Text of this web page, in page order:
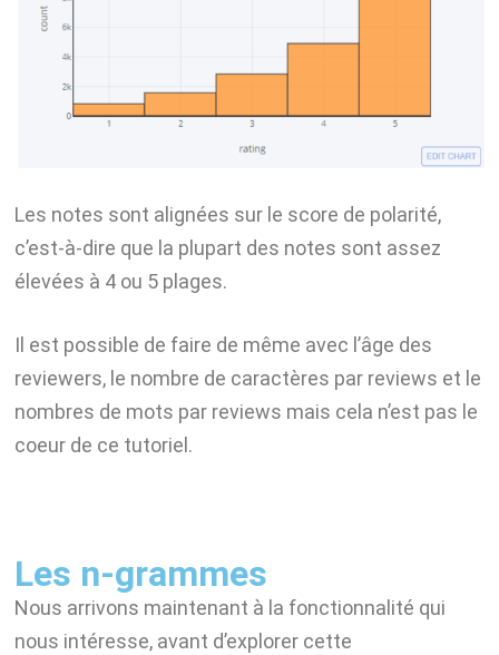
Les notes sont alignées sur le score de polarité,
c’est-à-dire que la plupart des notes sont assez
élevées à 4 ou 5 plages.
Il est possible de faire de même avec l’âge des
reviewers, le nombre de caractères par reviews et le
nombres de mots par reviews mais cela n’est pas le
coeur de ce tutoriel.
Les n-grammes
Nous arrivons maintenant à la fonctionnalité qui
nous intéresse, avant d’explorer cette